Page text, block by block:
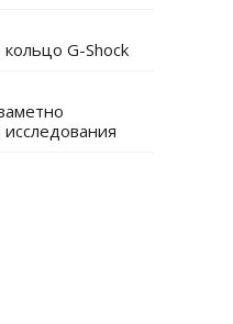
G-Shock